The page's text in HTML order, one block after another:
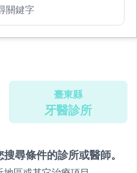
關鍵字
臺東縣
牙醫診所
尋條件的診所或醫師。